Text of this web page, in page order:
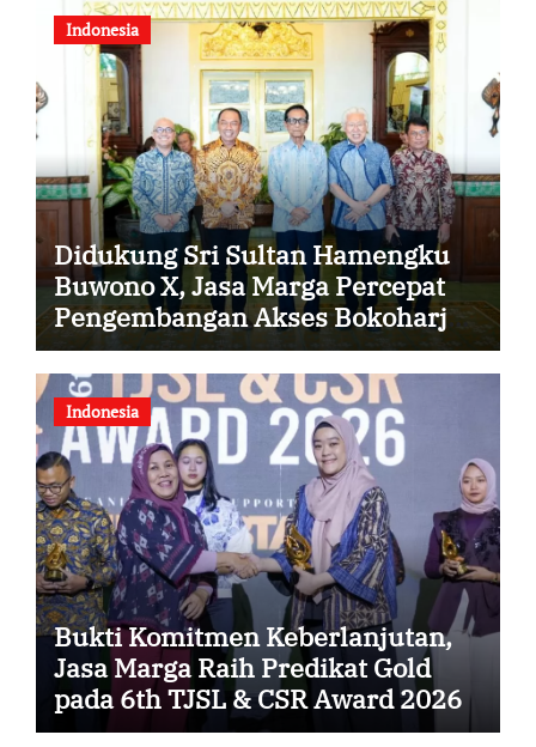
Indonesia
Didukung Sri Sultan Hamengku
Buwono X, Jasa Marga Percepat
Pengembangan Akses Bokoharjo
Tol Jogja-Solo untuk Dukung
Konektivitas DIY
Indonesia
Bukti Komitmen Keberlanjutan,
Jasa Marga Raih Predikat Gold
pada 6th TJSL & CSR Award 2026